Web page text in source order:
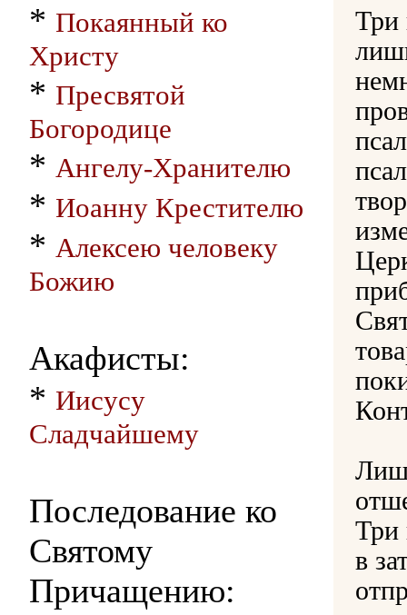
* Покаянный ко
Христу
* Пресвятой
Богородице
* Ангелу-Хранителю
* Иоанну Крестителю
* Алексею человеку
Божию
Акафисты:
* Иисусу
Сладчайшему
Последование ко
Святому
Причащению:
Три
Три
в